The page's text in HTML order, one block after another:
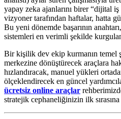
yapay zeka ajanlarını birer “dijital
vizyoner tarafından haftalar, hatta
Bu yeni dönemde başarının
sistemleri en verimli şekilde
Bir kişilik dev ekip kurmanın temel
merkezine dönüştürecek araçlara
hızlandıracak, manuel yükleri
ölçeklendirecek en güncel
ücretsiz online araçlar
stratejik cephaneliğinizin ilk